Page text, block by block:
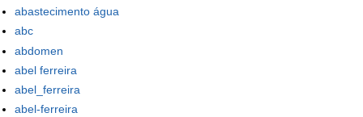
abastecimento água
abc
abdomen
abel ferreira
abel_ferreira
abel-ferreira